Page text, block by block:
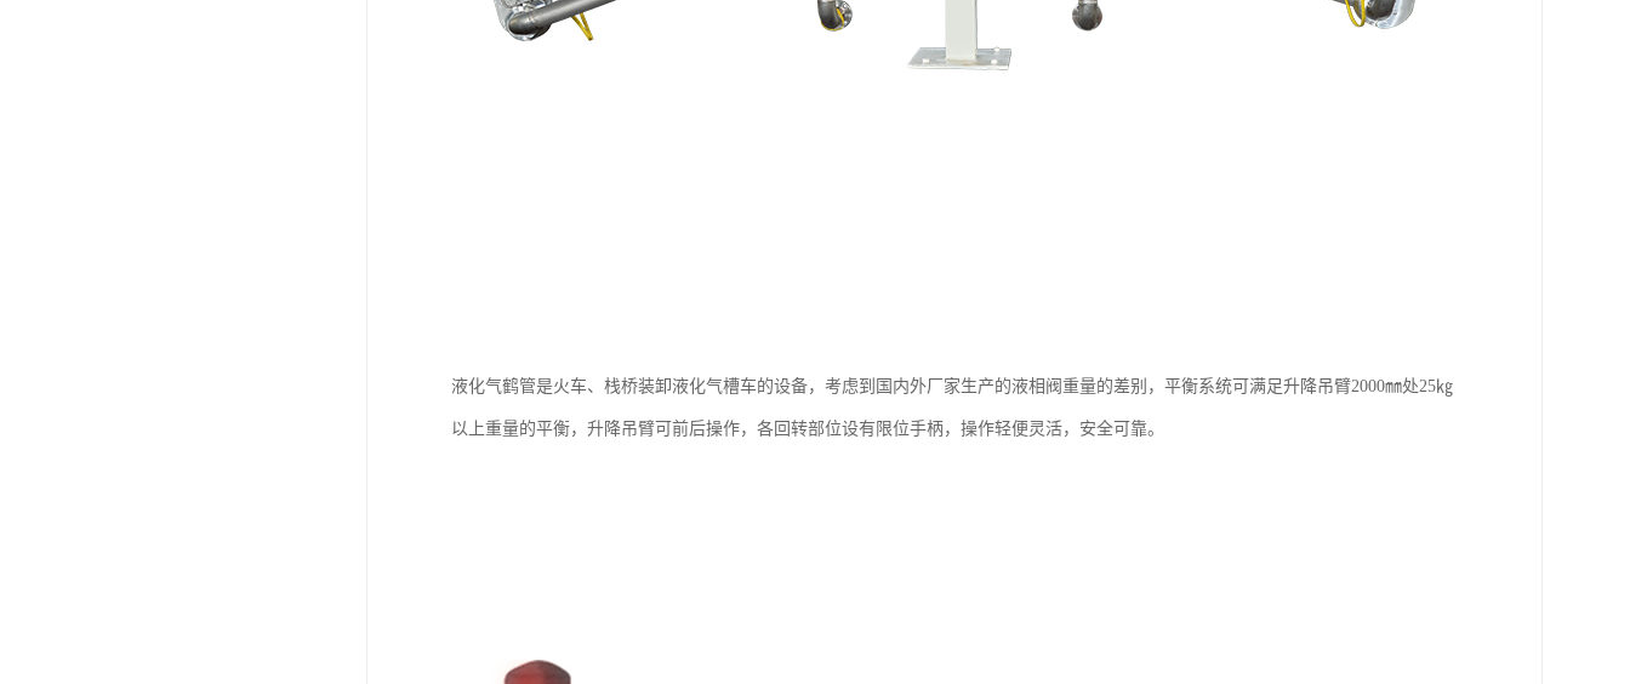
液化气鹤管是火车、栈桥装卸液化气槽车的设备，考虑到国内外厂家生产的液相阀重量的差别，平衡系统可满足升降吊臂2000㎜处25㎏
以上重量的平衡，升降吊臂可前后操作，各回转部位设有限位手柄，操作轻便灵活，安全可靠。